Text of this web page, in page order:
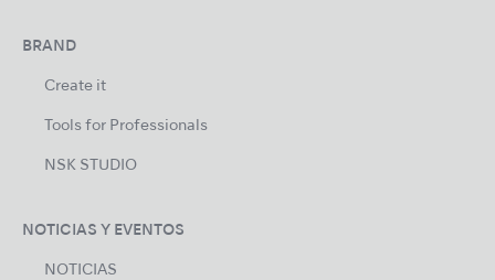
BRAND
Create it
Tools for Professionals
NSK STUDIO
NOTICIAS Y EVENTOS
NOTICIAS